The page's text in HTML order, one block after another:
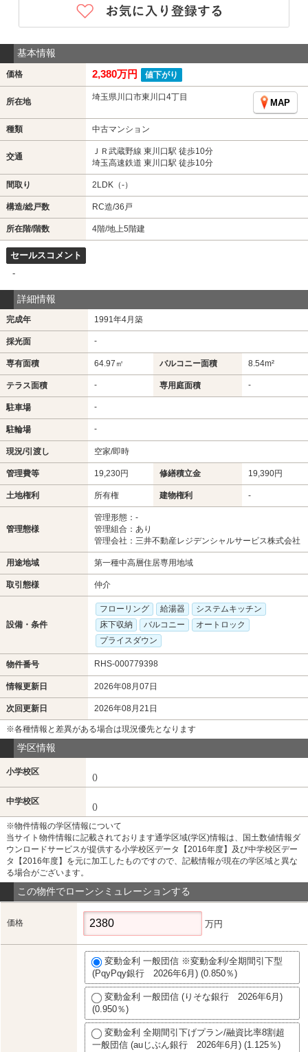
基本情報
価格 2,380万円 値下がり
所在地 埼玉県川口市東川口4丁目
MAP
種類 中古マンション
交通
ＪＲ武蔵野線 東川口駅 徒歩10分
埼玉高速鉄道 東川口駅 徒歩10分
間取り 2LDK（-）
構造/総戸数 RC造/36戸
所在階/階数 4階/地上5階建
セールスコメント
-
詳細情報
完成年 1991年4月築
採光面 -
専有面積 64.97㎡ バルコニー面積 8.54m²
テラス面積 - 専用庭面積 -
駐車場 -
駐輪場 -
現況/引渡し 空家/即時
管理費等 19,230円 修繕積立金 19,390円
土地権利 所有権 建物権利 -
管理態様
管理形態：-
管理組合：あり
管理会社：三井不動産レジデンシャルサービス株式会社
用途地域 第一種中高層住居専用地域
取引態様 仲介
設備・条件
フローリング 給湯器
システムキッチン
床下収納
バルコニー
オートロック
プライスダウン
物件番号 RHS-000779398
情報更新日 2026年08月07日
次回更新日 2026年08月21日
※各種情報と差異がある場合は現況優先となります
学区情報
小学校区
()
中学校区
()
※物件情報の学区情報について
当サイト物件情報に記載されております通学区域(学区)情報は、国土数値情報ダ
ウンロードサービスが提供する小学校区データ【2016年度】及び中学校区デー
タ【2016年度】を元に加工したものですので、記載情報が現在の学区域と異な
る場合がございます。
この物件でローンシミュレーションする
価格 万円
変動金利 一般団信 ※変動金利/全期間引下型
(PqyPqy銀行 2026年6月) (0.850％)
変動金利 一般団信 (りそな銀行 2026年6月)
(0.950％)
変動金利 全期間引下げプラン/融資比率8割超
一般団信 (auじぶん銀行 2026年6月) (1.125％)